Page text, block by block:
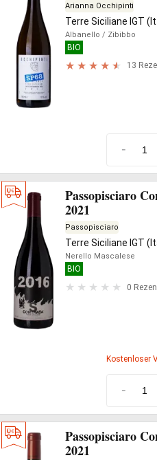
Arianna Occhipinti
Terre Siciliane IGT
Albanello / Zibibbo
BIO
13
-
Passopisciaro
2021
Passopisciaro
Terre Siciliane IGT
Nerello Mascalese
BIO
0
Kostenloser
-
Passopisciaro
2021